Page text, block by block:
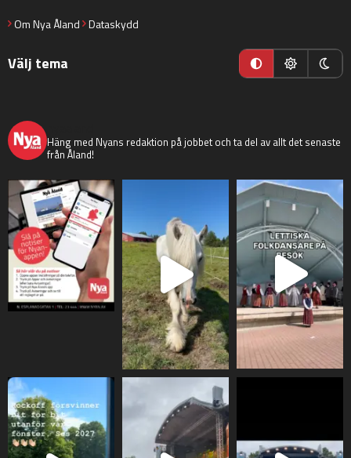
Om Nya Åland Dataskydd
Välj tema
Häng med Nyans redaktion på jobbet och ta del av allt det senaste
från Åland!